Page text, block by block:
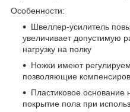
Особенности:
Швеллер-усилитель
увеличивает допустимую
нагрузку на полку
Ножки имеют
позволяющие
Пластиковое основание
покрытие пола при